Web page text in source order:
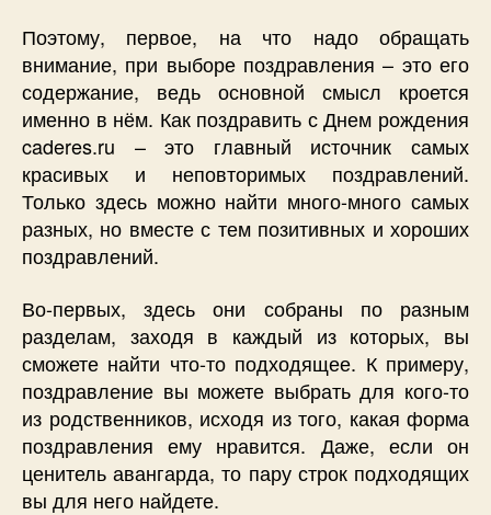
Поэтому, первое, на что надо обращать
внимание, при выборе поздравления – это его
содержание, ведь основной смысл кроется
именно в нём. Как поздравить с Днем рождения
caderes.ru – это главный источник самых
красивых и неповторимых поздравлений.
Только здесь можно найти много-много самых
разных, но вместе с тем позитивных и хороших
поздравлений.
Во-первых, здесь они собраны по разным
разделам, заходя в каждый из которых, вы
сможете найти что-то подходящее. К примеру,
поздравление вы можете выбрать для кого-то
из родственников, исходя из того, какая форма
поздравления ему нравится. Даже, если он
ценитель авангарда, то пару строк подходящих
вы для него найдете.